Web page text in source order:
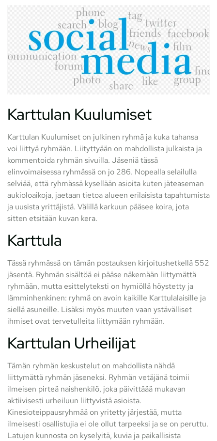
Karttulan Kuulumiset
Karttulan Kuulumiset on julkinen ryhmä ja kuka tahansa
voi liittyä ryhmään. Liityttyään on mahdollista julkaista ja
kommentoida ryhmän sivuilla. Jäseniä tässä
elinvoimaisessa ryhmässä on jo 286. Nopealla selailulla
selviää, että ryhmässä kysellään asioita kuten jäteaseman
aukioloaikoja, jaetaan tietoa alueen erilaisista tapahtumista
ja uusista yrittäjistä. Välillä karkuun pääsee koira, jota
sitten etsitään kuvan kera.
Karttula
Tässä ryhmässä on tämän postauksen kirjoitushetkellä 552
jäsentä. Ryhmän sisältöä ei pääse näkemään liittymättä
ryhmään, mutta esittelyteksti on hymiöllä höystetty ja
lämminhenkinen: ryhmä on avoin kaikille Karttulalaisille ja
siellä asuneille. Lisäksi myös muuten vaan ystävälliset
ihmiset ovat tervetulleita liittymään ryhmään.
Karttulan Urheilijat
Tämän ryhmän keskustelut on mahdollista nähdä
liittymättä ryhmän jäseneksi. Ryhmän vetäjänä toimii
ilmeisen pirteä naishenkilö, joka päivittäää mukavan
aktiivisesti urheiluun liittyvistä asioista.
Kinesioteippausryhmää on yritetty järjestää, mutta
ilmeisesti osallistujia ei ole ollut tarpeeksi ja se on peruttu.
Latujen kunnosta on kyselyitä, kuvia ja paikallisista